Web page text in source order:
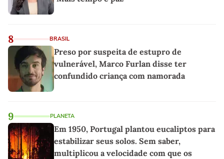
8 BRASIL
Preso por suspeita de estupro de
vulnerável, Marco Furlan disse ter
confundido criança com namorada
9 PLANETA
Em 1950, Portugal plantou eucaliptos para
estabilizar seus solos. Sem saber,
multiplicou a velocidade com que os